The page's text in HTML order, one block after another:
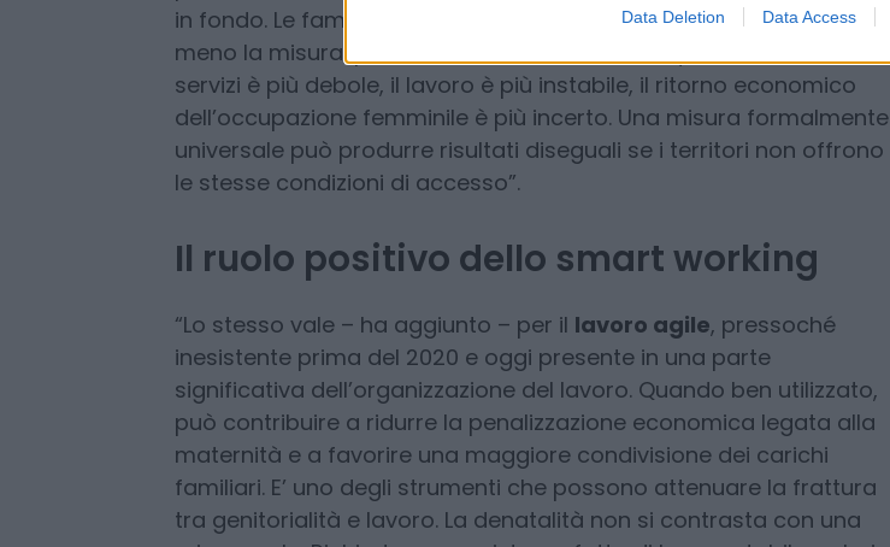
Data Deletion Data Access
asilo nido: l’utilizzo della misura è passato dal 4% dei potenziali
beneficiari nel 2017 a oltre il 35% nel 2025, ha evidenziato il
presidente. “E’ una crescita molto rilevante, ma il dato va letto fino
in fondo. Le famiglie con Isee più basso continuano spesso a usare
meno la misura, perché vivono in contesti nei quali l’offerta di
servizi è più debole, il lavoro è più instabile, il ritorno economico
universale può produrre risultati diseguali se i territori non offrono
le stesse condizioni di accesso”.
Il ruolo positivo dello smart working
“Lo stesso vale – ha aggiunto – per illavoro agile , pressoché
inesistente prima del 2020 e oggi presente in una parte
significativa dell’organizzazione del lavoro. Quando ben utilizzato,
può contribuire a ridurre la penalizzazione economica legata alla